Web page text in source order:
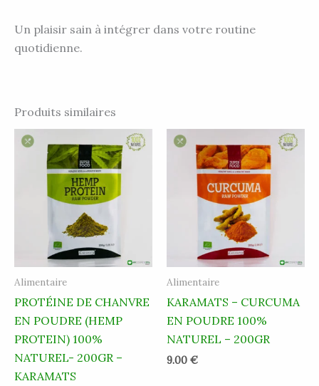
Un plaisir sain à intégrer dans votre routine
quotidienne.
Produits similaires
Alimentaire
PROTÉINE DE CHANVRE
EN POUDRE (HEMP
PROTEIN) 100%
NATUREL- 200GR –
KARAMATS
Alimentaire
KARAMATS – CURCUMA
EN POUDRE 100%
NATUREL – 200GR
9.00 €